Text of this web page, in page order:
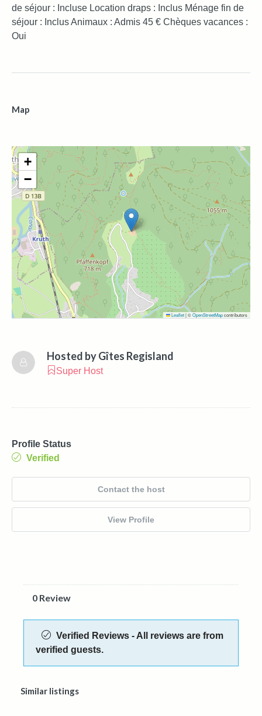
de séjour : Incluse Location draps : Inclus Ménage fin de
séjour : Inclus Animaux : Admis 45 € Chèques vacances :
Oui
Map
+
−
Leaflet|©OpenStreetMapcontributors
Hosted byGîtes Regisland
Super Host
Profile Status
Verified
Contact the host
View Profile
0 Review
Verified Reviews - All reviews are from
verified guests.
Similar listings